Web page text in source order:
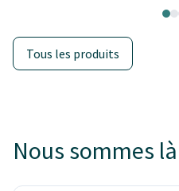
Tous les produits
Nous sommes